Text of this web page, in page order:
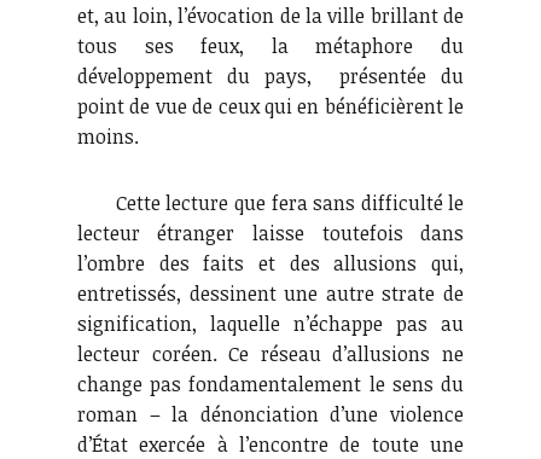
et, au loin, l’évocation de la ville brillant de
tous ses feux, la métaphore du
développement du pays, présentée du
point de vue de ceux qui en bénéficièrent le
moins.
Cette lecture que fera sans difficulté le
lecteur étranger laisse toutefois dans
l’ombre des faits et des allusions qui,
entretissés, dessinent une autre strate de
signification, laquelle n’échappe pas au
lecteur coréen. Ce réseau d’allusions ne
change pas fondamentalement le sens du
roman – la dénonciation d’une violence
d’État exercée à l’encontre de toute une